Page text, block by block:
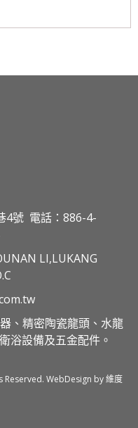
4號 電話：886-4-
LI,LUKANG
、精密陶瓷龍頭、水龍
浴設備及五金配件。
Reserved. WebDesign by 維度